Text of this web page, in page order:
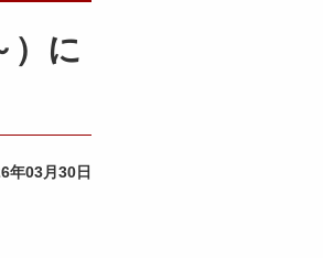
）に
年03月30日